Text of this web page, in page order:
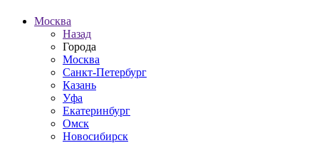
Москва
Назад
Города
Москва
Санкт-Петербург
Казань
Уфа
Екатеринбург
Омск
Новосибирск